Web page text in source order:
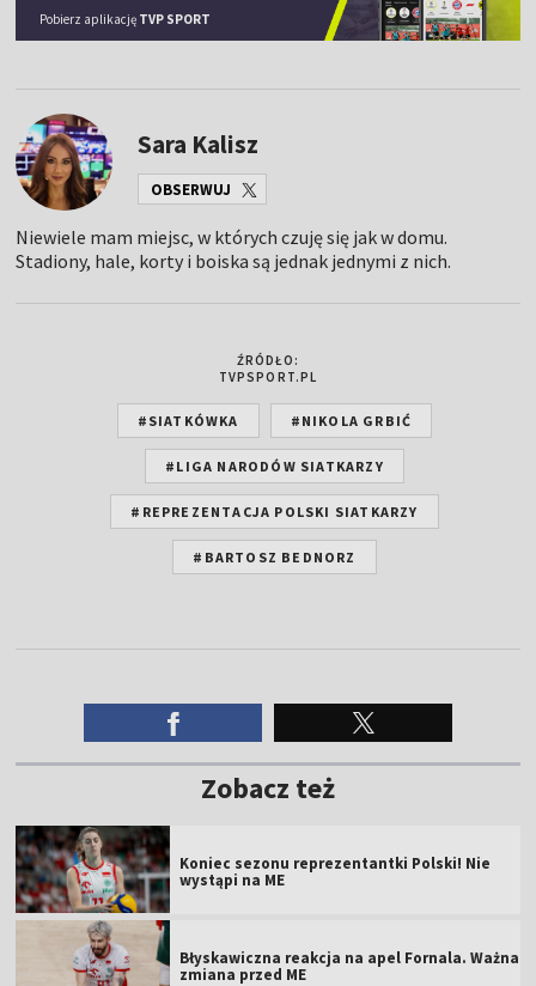
Pobierz aplikację TVP SPORT
Sara Kalisz
OBSERWUJ
Niewiele mam miejsc, w których czuję się jak w domu.
Stadiony, hale, korty i boiska są jednak jednymi z nich.
ŹRÓDŁO:
TVPSPORT.PL
#SIATKÓWKA #NIKOLA GRBIĆ
#LIGA NARODÓW SIATKARZY
#REPREZENTACJA POLSKI SIATKARZY
#BARTOSZ BEDNORZ
Zobacz też
Koniec sezonu reprezentantki Polski! Nie
wystąpi na ME
Błyskawiczna reakcja na apel Fornala. Ważna
zmiana przed ME